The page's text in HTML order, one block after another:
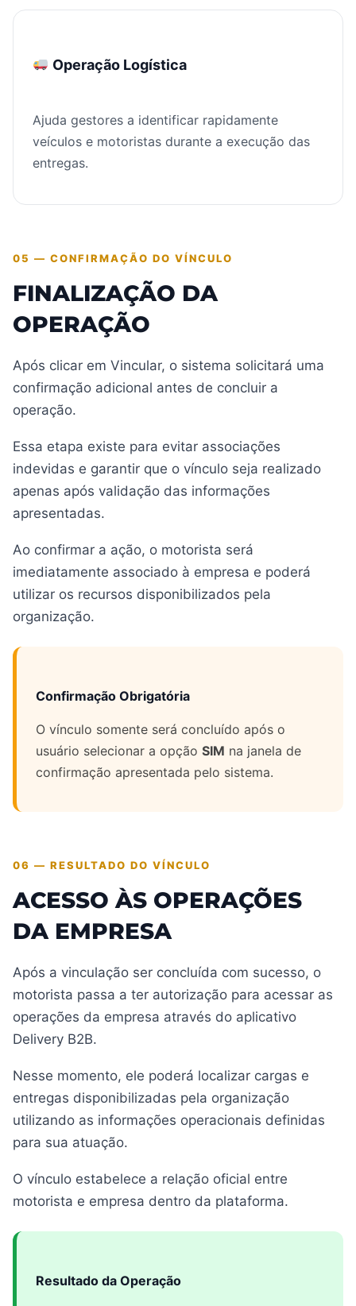
Operação Logística
Ajuda gestores a identificar rapidamente
veículos e motoristas durante a execução das
entregas.
05 — CONFIRMAÇÃO DO VÍNCULO
FINALIZAÇÃO DA
OPERAÇÃO
Após clicar em Vincular, o sistema solicitará uma
confirmação adicional antes de concluir a
operação.
Essa etapa existe para evitar associações
indevidas e garantir que o vínculo seja realizado
apenas após validação das informações
apresentadas.
Ao confirmar a ação, o motorista será
imediatamente associado à empresa e poderá
utilizar os recursos disponibilizados pela
organização.
Confirmação Obrigatória
O vínculo somente será concluído após o
usuário selecionar a opção SIM na janela de
confirmação apresentada pelo sistema.
06 — RESULTADO DO VÍNCULO
ACESSO ÀS OPERAÇÕES
DA EMPRESA
Após a vinculação ser concluída com sucesso, o
motorista passa a ter autorização para acessar as
operações da empresa através do aplicativo
Delivery B2B.
Nesse momento, ele poderá localizar cargas e
entregas disponibilizadas pela organização
utilizando as informações operacionais definidas
para sua atuação.
O vínculo estabelece a relação oficial entre
motorista e empresa dentro da plataforma.
Resultado da Operação